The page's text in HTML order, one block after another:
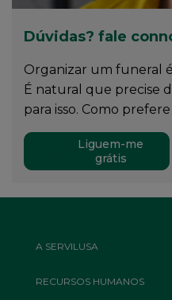
Dúvidas? fale
Organizar um funeral
É natural que precise
para isso. Como
Liguem-me
grátis
Top
A SERVILUSA
RECURSOS HUMANOS